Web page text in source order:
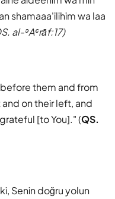
shamaaa'ilihim wa laa
al-ʾAʿrāf:17)
them and from
on their left, and
[to You]." (QS.
ki, Senin doğru yolun